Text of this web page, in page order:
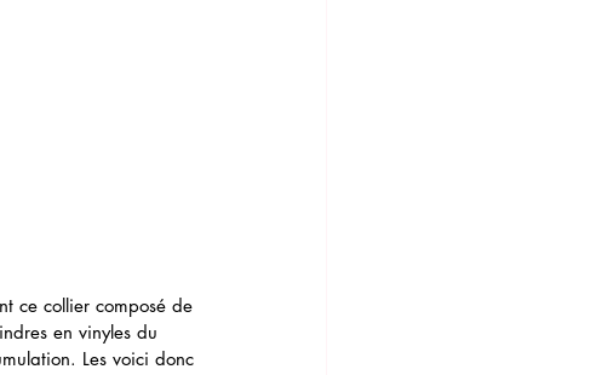
ce collier composé de
en vinyles du
Les voici donc